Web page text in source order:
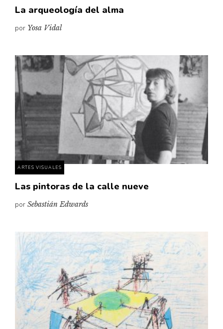
La arqueología del alma
por Yosa Vidal
ARTES VISUALES
Las pintoras de la calle nueve
por Sebastián Edwards